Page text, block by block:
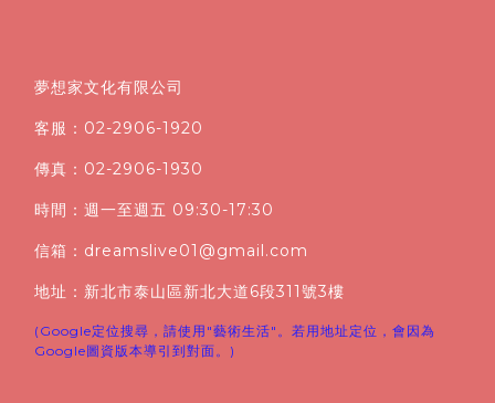
夢想家文化有限公司
客服：02-2906-1920
傳真：02-2906-1930
時間：週一至週五 09:30-17:30
信箱：dreamslive01@gmail.com
地址：新北市泰山區新北大道6段311號3樓
(Google定位搜尋，請使用"藝術生活"。若用地址定位，會因為
Google圖資版本導引到對面。)